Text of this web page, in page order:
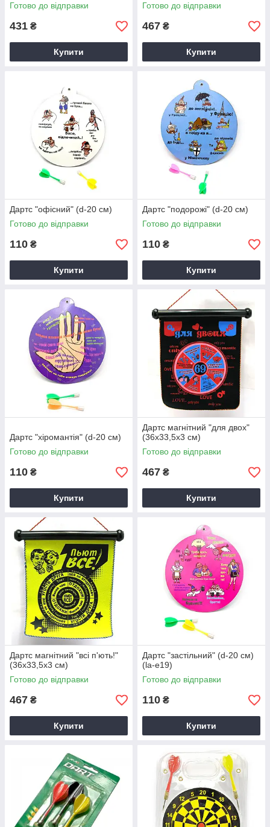
Готово до відправки
431 ₴
Купити
Готово до відправки
467 ₴
Купити
Дартс "офісний" (d-20 см)
Готово до відправки
110 ₴
Купити
Дартс "подорожі" (d-20 см)
Готово до відправки
110 ₴
Купити
Дартс "хіромантія" (d-20 см)
Готово до відправки
110 ₴
Купити
Дартс магнітний "для двох"
(36х33,5х3 см)
Готово до відправки
467 ₴
Купити
Дартс магнітний "всі п'ють!"
(36х33,5х3 см)
Готово до відправки
467 ₴
Купити
Дартс "застільний" (d-20 см)
(la-e19)
Готово до відправки
110 ₴
Купити